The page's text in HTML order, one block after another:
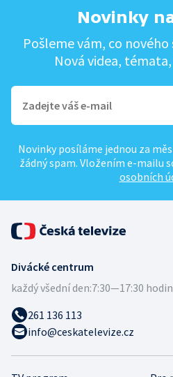
Novinky
Pošleme vám, co nového
Nová videa,
Novinky posíláme jednou za
žádný spam. Vložením e-mailu
osobních